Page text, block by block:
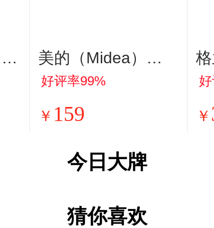
美的（Midea）空
气炸锅蒸烤一体蒸
多功能家用空气炸
烘炸金属内腔 KZE
535J5
￥ 159
好评率99%
￥
今日大牌
猜你喜欢